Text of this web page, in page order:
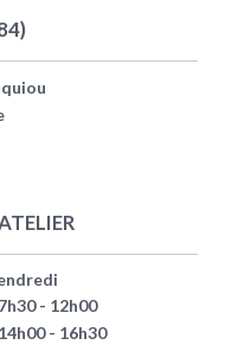
7h30 - 12h00
14h00 - 16h30